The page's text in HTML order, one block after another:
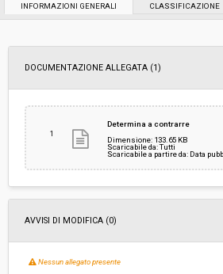
Data pubblicazione:
Svolgimento:
Responsabile attuale:
COMUNE
INFORMAZIONI GENERALI CLASSIFICAZIONE
DOCUMENTAZIONE ALLEGATA (1)
1
Determina a contrarre
Dimensione: 133.65 KB
Scaricabile da: Tutti
Scaricabile a partire da: Data
AVVISI DI MODIFICA (0)
Nessun allegato presente